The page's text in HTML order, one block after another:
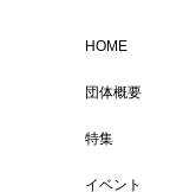
HOME
団体概要
特集
イベント